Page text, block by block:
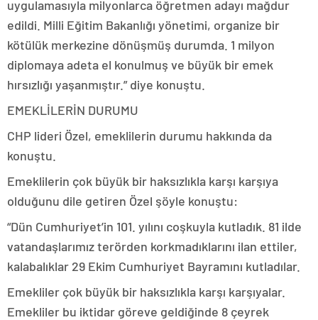
uygulamasıyla milyonlarca öğretmen adayı mağdur
edildi. Milli Eğitim Bakanlığı yönetimi, organize bir
kötülük merkezine dönüşmüş durumda. 1 milyon
diplomaya adeta el konulmuş ve büyük bir emek
hırsızlığı yaşanmıştır.” diye konuştu.
EMEKLİLERİN DURUMU
CHP lideri Özel, emeklilerin durumu hakkında da
konuştu.
Emeklilerin çok büyük bir haksızlıkla karşı karşıya
olduğunu dile getiren Özel şöyle konuştu:
“Dün Cumhuriyet’in 101. yılını coşkuyla kutladık. 81 ilde
vatandaşlarımız terörden korkmadıklarını ilan ettiler,
kalabalıklar 29 Ekim Cumhuriyet Bayramını kutladılar.
Emekliler çok büyük bir haksızlıkla karşı karşıyalar.
Emekliler bu iktidar göreve geldiğinde 8 çeyrek